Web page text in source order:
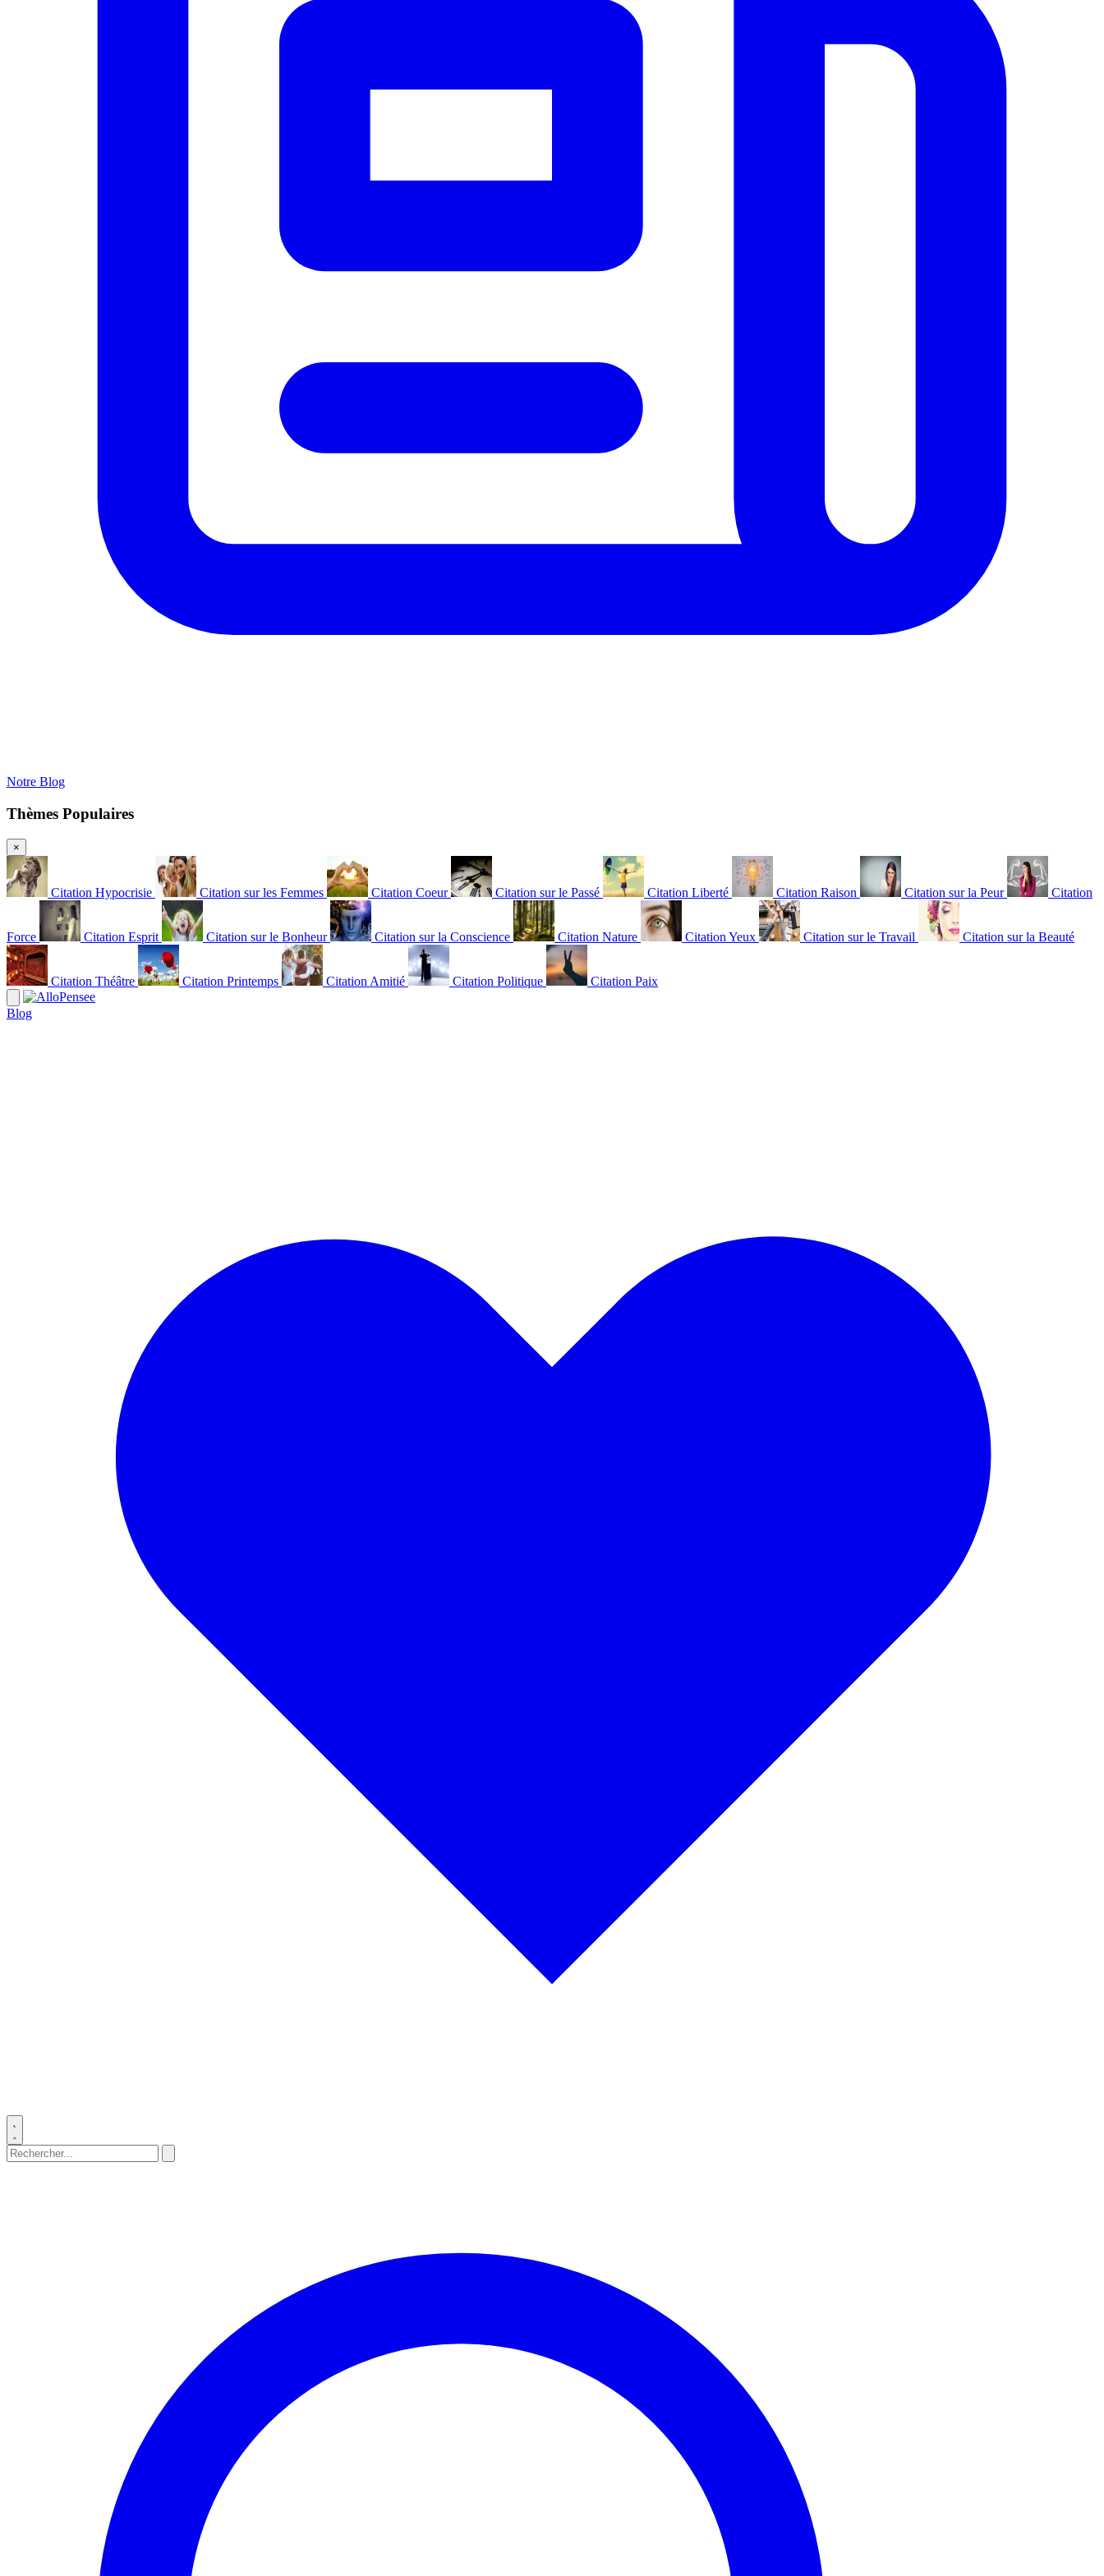
Notre Blog
Thèmes Populaires
×
Citation Hypocrisie Citation sur les Femmes Citation Coeur Citation sur le Passé Citation Liberté Citation Raison Citation sur la Peur Citation
Force Citation Esprit Citation sur le Bonheur Citation sur la Conscience Citation Nature Citation Yeux Citation sur le Travail Citation sur la Beauté
Citation Théâtre Citation Printemps Citation Amitié Citation Politique Citation Paix
Blog